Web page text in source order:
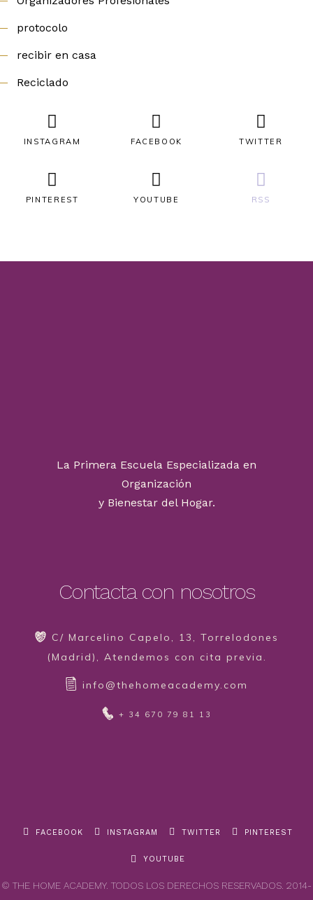
protocolo
recibir en casa
Reciclado
INSTAGRAM FACEBOOK TWITTER
PINTEREST YOUTUBE RSS
La Primera Escuela Especializada en
Organización
y Bienestar del Hogar.
Contacta con nosotros
C/ Marcelino Capelo, 13, Torrelodones
(Madrid), Atendemos con cita previa.
info@thehomeacademy.com
+ 34 670 79 81 13
FACEBOOK INSTAGRAM TWITTER PINTEREST
YOUTUBE
© THE HOME ACADEMY. TODOS LOS DERECHOS RESERVADOS. 2014-